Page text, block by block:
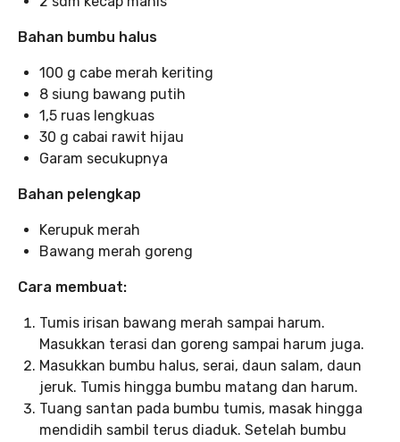
Bahan bumbu halus
100 g cabe merah keriting
8 siung bawang putih
1,5 ruas lengkuas
30 g cabai rawit hijau
Garam secukupnya
Bahan pelengkap
Kerupuk merah
Bawang merah goreng
Cara membuat:
Tumis irisan bawang merah sampai harum.
Masukkan terasi dan goreng sampai harum juga.
Masukkan bumbu halus, serai, daun salam, daun
jeruk. Tumis hingga bumbu matang dan harum.
Tuang santan pada bumbu tumis, masak hingga
mendidih sambil terus diaduk. Setelah bumbu